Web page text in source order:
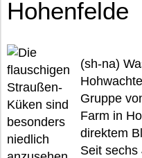
Hohenfelde
(sh-na)
Gruppe
Farm in
direktem
Seit sechs